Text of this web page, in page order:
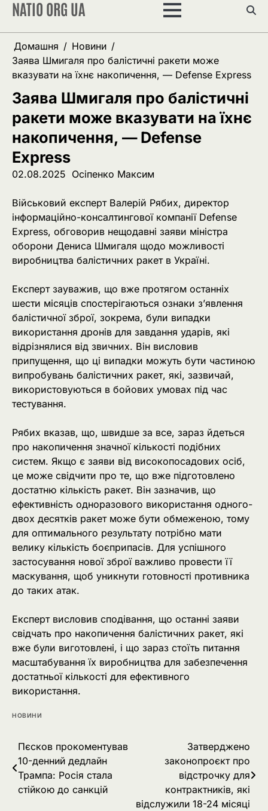
Перейти
вмісту
NATIO ORG UA
Домашня
Новини
Заява Шмигаля про балістичні ракети може
вказувати на їхнє накопичення, — Defense Express
Заява Шмигаля про балістичні
ракети може вказувати на їхнє
накопичення, — Defense
Express
02.08.2025 Осіпенко Максим
Військовий експерт Валерій Рябих, директор
інформаційно-консалтингової компанії Defense
Express, обговорив нещодавні заяви міністра
оборони Дениса Шмигаля щодо можливості
виробництва балістичних ракет в Україні.
Експерт зауважив, що вже протягом останніх
шести місяців спостерігаються ознаки з’явлення
балістичної зброї, зокрема, були випадки
використання дронів для завдання ударів, які
відрізнялися від звичних. Він висловив
припущення, що ці випадки можуть бути частиною
випробувань балістичних ракет, які, зазвичай,
використовуються в бойових умовах під час
тестування.
Рябих вказав, що, швидше за все, зараз йдеться
про накопичення значної кількості подібних
систем. Якщо є заяви від високопосадових осіб,
це може свідчити про те, що вже підготовлено
достатню кількість ракет. Він зазначив, що
ефективність одноразового використання одного-
двох десятків ракет може бути обмеженою, тому
для оптимального результату потрібно мати
велику кількість боєприпасів. Для успішного
застосування нової зброї важливо провести її
маскування, щоб уникнути готовності противника
до таких атак.
Експерт висловив сподівання, що останні заяви
свідчать про накопичення балістичних ракет, які
вже були виготовлені, і що зараз стоїть питання
масштабування їх виробництва для забезпечення
достатньої кількості для ефективного
використання.
НОВИНИ
Навігація
записів
Пєсков прокоментував
10-денний дедлайн
Трампа: Росія стала
стійкою до санкцій
Затверджено
законопроєкт про
відстрочку для
контрактників, які
відслужили 18-24 місяці